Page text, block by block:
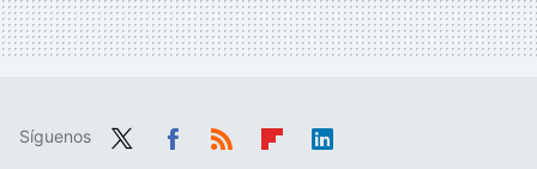
Síguenos